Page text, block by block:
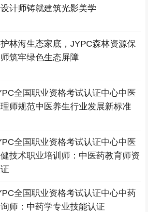
计师铸就建筑光影美学
林海生态家底，JYPC森林资源保
筑牢绿色生态屏障
全国职业资格考试认证中心中医
师规范中医养生行业发展新标准
全国职业资格考试认证中心中医
技术职业培训师：中医药教育师资
全国职业资格考试认证中心中药
师：中药学专业技能认证